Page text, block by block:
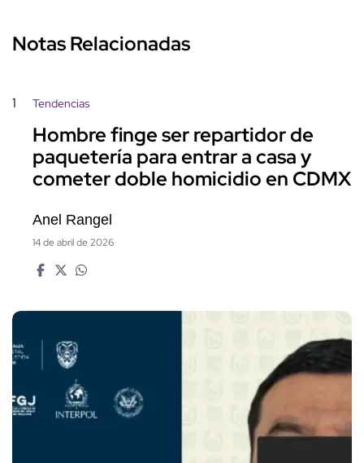
Notas Relacionadas
1 Tendencias
Hombre finge ser repartidor de
paquetería para entrar a casa y
cometer doble homicidio en CDMX
Anel Rangel
14 de abril de 2026